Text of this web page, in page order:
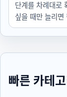
단계를 차례대로
싶을 때만 늘리면
빠른 카테